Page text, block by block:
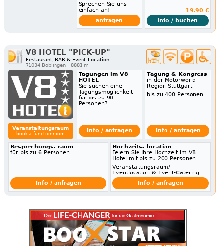
Sprechen Sie uns
einfach an!
anfragen
19.90 €
Info / buchen
V8 HOTEL "PICK-UP"
Restaurant, BAR & Event-Location
71034 Böblingen
8881 m
Veranstaltungsraum
book a functionroom
Tagungen im V8
HOTEL
Sie suchen eine
Tagungsmöglichkeit
für bis zu 90
Personen?
Info / anfragen
Tagung & Kongress
in der Motorworld
Region Stuttgart
bis zu 400 Personen
Info / anfragen
Besprechungs- raum
für bis zu 6 Personen
Info / anfragen
Hochzeits- location
Feiern Sie Ihre Hochzeit im V8
Hotel mit bis zu 200 Personen
Veranstaltungsraum/
Eventlocation & Event-Catering
Info / anfragen